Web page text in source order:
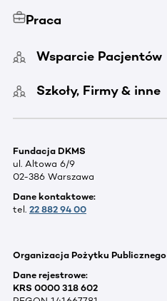
Praca
Wsparcie Pacjentów
Szkoły, Firmy & inne
Fundacja DKMS
ul. Altowa 6/9
02-386 Warszawa
Dane kontaktowe:
tel. 22 882 94 00
Organizacja Pożytku Publicznego
Dane rejestrowe:
KRS 0000 318 602